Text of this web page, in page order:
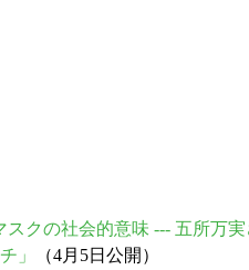
クの社会的意味 --- 五所万実
」
（4月5日公開）